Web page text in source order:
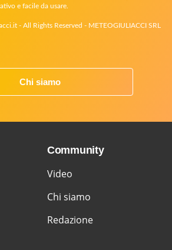
e facile da usare.
- All Rights Reserved - METEOGIULIACCI SRL
Chi siamo
Community
Video
Chi siamo
Redazione